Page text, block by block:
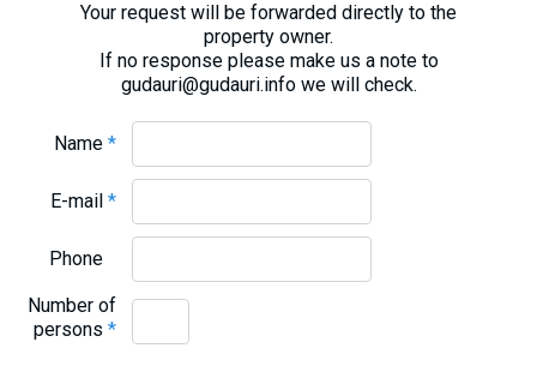
Your request will be forwarded directly to the
property owner.
If no response please make us a note to
gudauri@gudauri.info we will check.
Name*
E-mail*
Phone
Number of
persons*